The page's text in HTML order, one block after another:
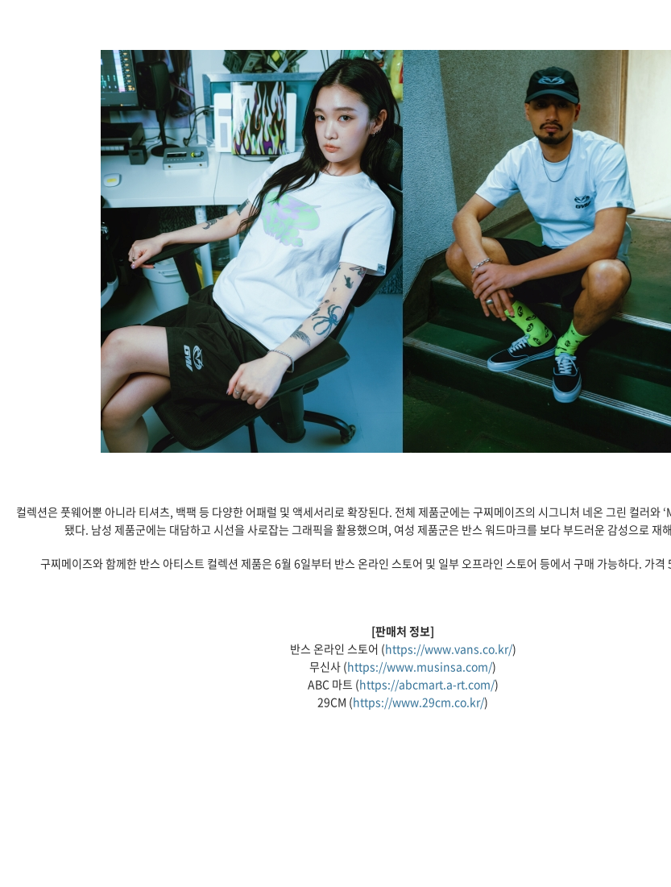
컬렉션은 풋웨어뿐 아니라 티셔츠, 백팩 등 다양한 어패럴 및 액세서리로 확장된다. 전체 제품군에는 구찌메이즈의 시그니처 네온 그린 컬러와
됐다. 남성 제품군에는 대담하고 시선을 사로잡는 그래픽을 활용했으며, 여성 제품군은 반스 워드마크를 보다 부드러운 감성으로 재
구찌메이즈와 함께한 반스 아티스트 컬렉션 제품은 6월 6일부터 반스 온라인 스토어 및 일부 오프라인 스토어 등에서 구매 가능하다. 가
[판매처 정보]
반스 온라인 스토어 (https://www.vans.co.kr/)
무신사 (https://www.musinsa.com/)
ABC 마트 (https://abcmart.a-rt.com/)
29CM (https://www.29cm.co.kr/)